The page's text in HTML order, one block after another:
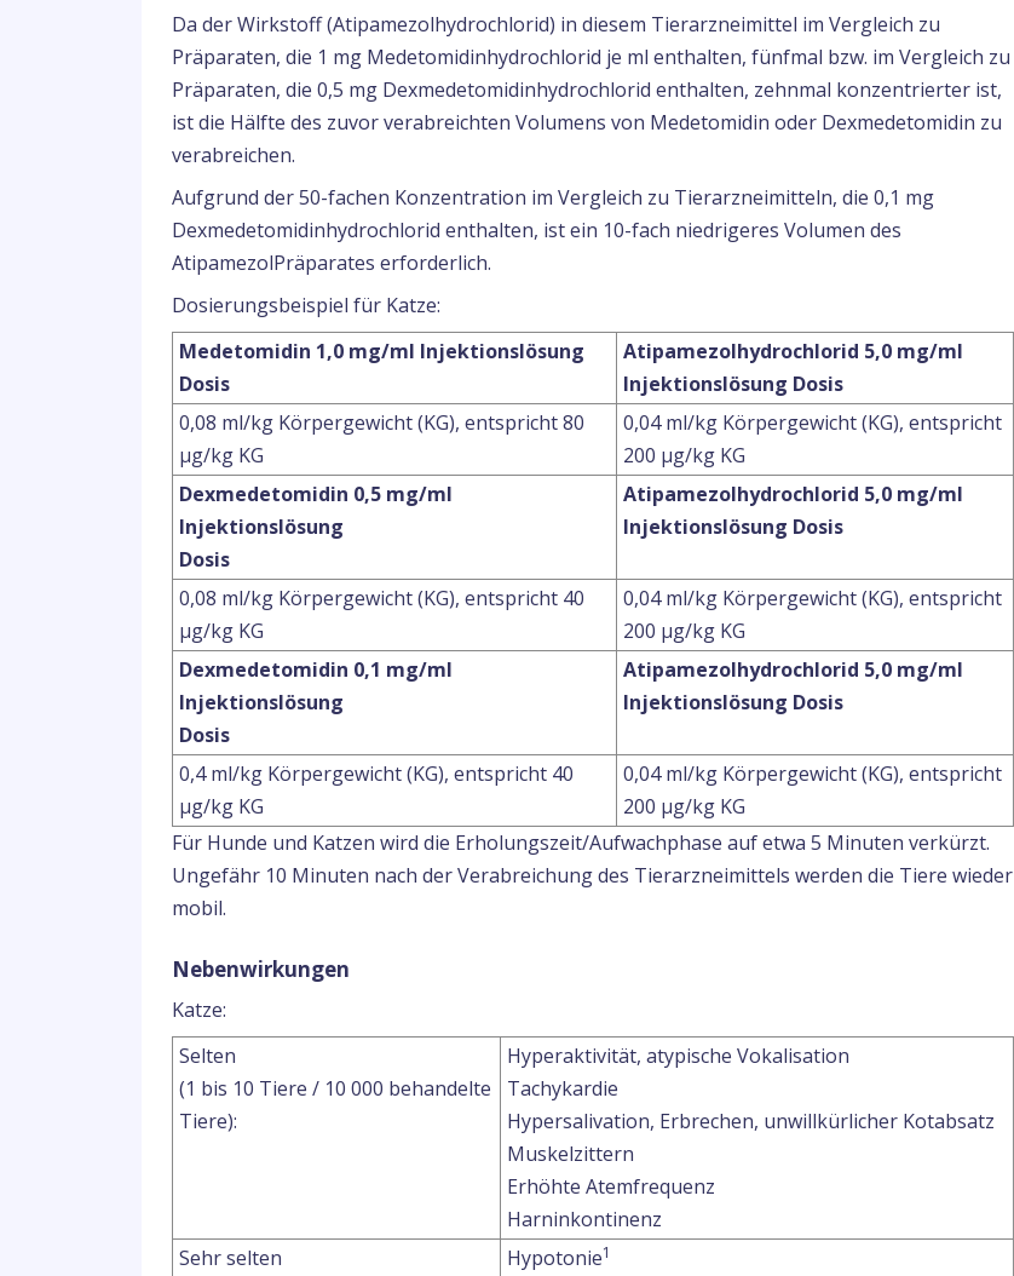
Da der Wirkstoff (Atipamezolhydrochlorid) in diesem Tierarzneimittel im Vergleich zu
Präparaten, die 1 mg Medetomidinhydrochlorid je ml enthalten, fünfmal bzw. im Vergleich zu
Präparaten, die 0,5 mg Dexmedetomidinhydrochlorid enthalten, zehnmal konzentrierter ist,
ist die Hälfte des zuvor verabreichten Volumens von Medetomidin oder Dexmedetomidin zu
verabreichen.
Aufgrund der 50-fachen Konzentration im Vergleich zu Tierarzneimitteln, die 0,1 mg
Dexmedetomidinhydrochlorid enthalten, ist ein 10-fach niedrigeres Volumen des
AtipamezolPräparates erforderlich.
Dosierungsbeispiel für Katze:
Medetomidin 1,0 mg/ml Injektionslösung
Dosis
Atipamezolhydrochlorid 5,0 mg/ml
Injektionslösung Dosis
0,08 ml/kg Körpergewicht (KG), entspricht 80
μg/kg KG
0,04 ml/kg Körpergewicht (KG), entspricht
200 μg/kg KG
Dexmedetomidin 0,5 mg/ml
Injektionslösung
Dosis
Atipamezolhydrochlorid 5,0 mg/ml
Injektionslösung Dosis
0,08 ml/kg Körpergewicht (KG), entspricht 40
μg/kg KG
0,04 ml/kg Körpergewicht (KG), entspricht
200 μg/kg KG
Dexmedetomidin 0,1 mg/ml
Injektionslösung
Dosis
Atipamezolhydrochlorid 5,0 mg/ml
Injektionslösung Dosis
0,4 ml/kg Körpergewicht (KG), entspricht 40
μg/kg KG
0,04 ml/kg Körpergewicht (KG), entspricht
200 μg/kg KG
Für Hunde und Katzen wird die Erholungszeit/Aufwachphase auf etwa 5 Minuten verkürzt.
Ungefähr 10 Minuten nach der Verabreichung des Tierarzneimittels werden die Tiere wieder
mobil.
Nebenwirkungen
Katze:
Selten
(1 bis 10 Tiere / 10 000 behandelte
Tiere):
Hyperaktivität, atypische Vokalisation
Tachykardie
Hypersalivation, Erbrechen, unwillkürlicher Kotabsatz
Muskelzittern
Erhöhte Atemfrequenz
Harninkontinenz
Sehr selten
Hypotonie1